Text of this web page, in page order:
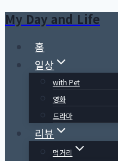
Skip
content
My Day and Life
홈
일상
with Pet
영화
드라마
리뷰
먹거리